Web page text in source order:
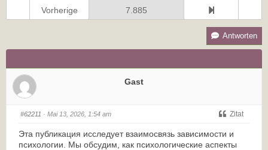
Vorherige
7.885
Antworten
Gast
#62211 · Mai 13, 2026, 1:54 am Zitat
Эта публикация исследует взаимосвязь зависимости и
психологии. Мы обсудим, как психологические аспекты